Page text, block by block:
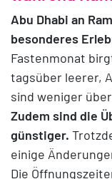
Abu Dhabi an
besonderes
Fastenmonat
tagsüber leerer,
sind weniger
Zudem sind die
günstiger.
einige
Die